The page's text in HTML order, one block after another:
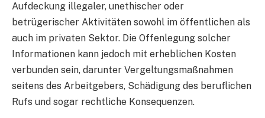
Aufdeckung illegaler, unethischer oder
betrügerischer Aktivitäten sowohl im öffentlichen als
auch im privaten Sektor. Die Offenlegung solcher
Informationen kann jedoch mit erheblichen Kosten
verbunden sein, darunter Vergeltungsmaßnahmen
seitens des Arbeitgebers, Schädigung des beruflichen
Rufs und sogar rechtliche Konsequenzen.